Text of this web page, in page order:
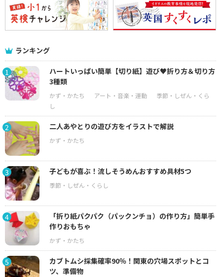
ランキング
1
ハートいっぱい簡単【切り紙】遊び♥折り方＆切り方
3種類
2 二人あやとりの遊び方をイラストで解説
3 子どもが喜ぶ！流しそうめんおすすめ具材5つ
4
「折り紙パクパク（パックンチョ）の作り方」簡単手
作りおもちゃ
5
カブトムシ採集確率90％！関東の穴場スポットとコ
ツ、準備物